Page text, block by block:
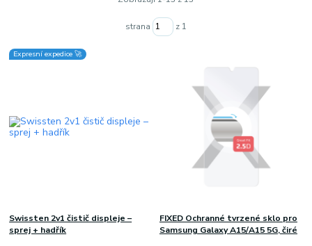
strana z 1
Expresní expedice 🚀
Swissten 2v1 čistič displeje –
sprej + hadřík
FIXED Ochranné tvrzené sklo pro
Samsung Galaxy A15/A15 5G, čiré